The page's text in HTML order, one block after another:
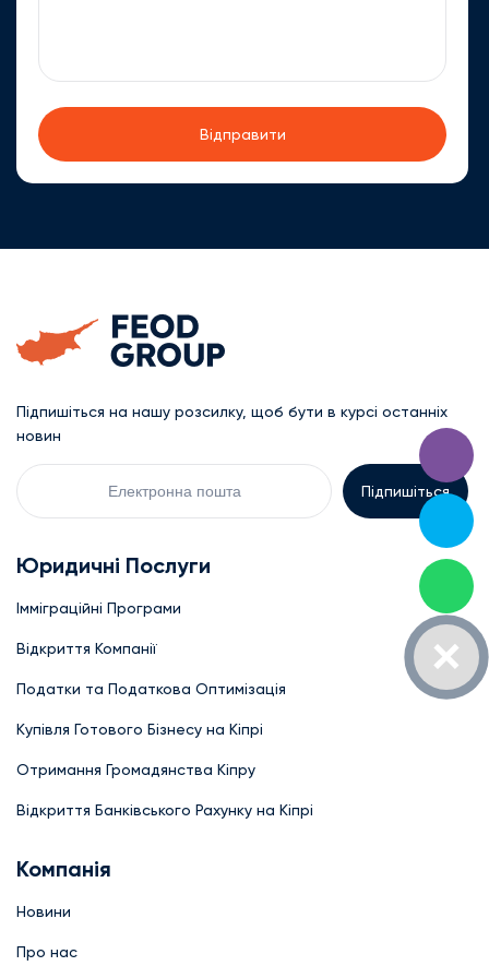
Підпишіться на нашу розсилку, щоб бути в курсі останніх
новин
Електронна
пошта
Юридичні Послуги
Імміграційні Програми
Відкриття Компанії
Податки та Податкова Оптимізація
Купівля Готового Бізнесу на Кіпрі
Отримання Громадянства Кіпру
Відкриття Банківського Рахунку на Кіпрі
Компанія
Новини
Про нас